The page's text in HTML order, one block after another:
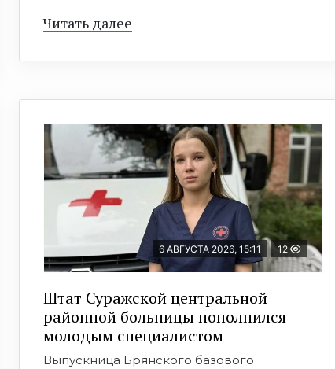
Читать далее
6 АВГУСТА 2026, 15:11 12
Штат Суражской центральной
районной больницы пополнился
молодым специалистом
Выпускница Брянского базового